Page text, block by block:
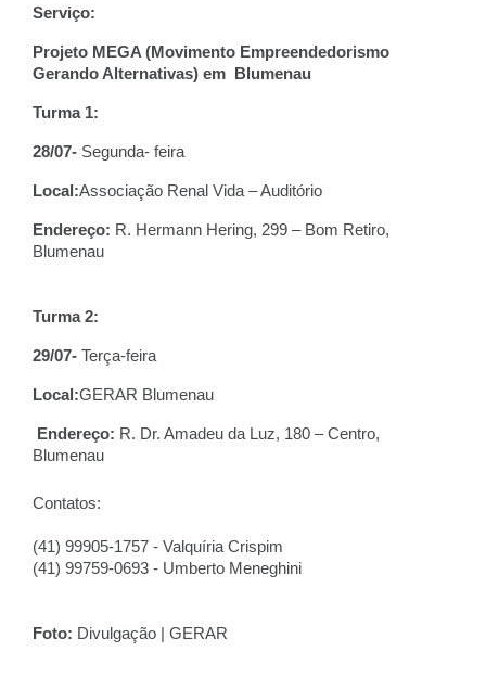
Serviço:
Projeto MEGA (Movimento Empreendedorismo
Gerando Alternativas) em Blumenau
Turma 1:
28/07- Segunda- feira
Local:Associação Renal Vida – Auditório
Endereço: R. Hermann Hering, 299 – Bom Retiro,
Blumenau
Turma 2:
29/07- Terça-feira
Local:GERAR Blumenau
Endereço: R. Dr. Amadeu da Luz, 180 – Centro,
Blumenau
Contatos:
(41) 99905-1757 - Valquíria Crispim
(41) 99759-0693 - Umberto Meneghini
Foto: Divulgação | GERAR